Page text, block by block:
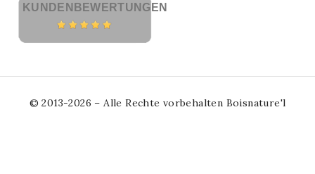
KUNDENBEWERTUNGEN
© 2013-2026 – Alle Rechte vorbehalten Boisnature'l